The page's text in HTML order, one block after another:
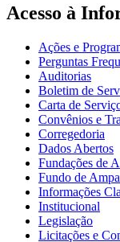
Acesso à
Ações e
Perguntas
Auditorias
Boletim de
Carta de
Convênios e
Corregedoria
Dados Abertos
Fundações de
Fundo de
Informações
Institucional
Legislação
Licitações e